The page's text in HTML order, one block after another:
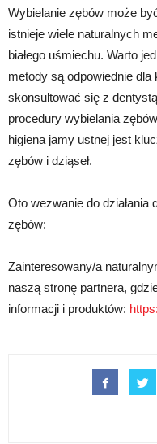
Wybielanie zębów może
istnieje wiele naturalnych
białego uśmiechu. Warto
metody są odpowiednie
skonsultować się z
procedury wybielania
higiena jamy ustnej jest
zębów i dziąseł.
Oto wezwanie do działania
zębów:
Zainteresowany/a
naszą stronę partnera,
informacji i produktów: